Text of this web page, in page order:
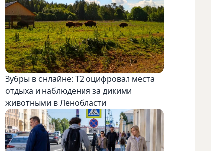
Зубры в онлайне: Т2 оцифровал места
отдыха и наблюдения за дикими
животными в Ленобласти